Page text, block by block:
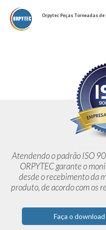
Orpytec Peças Torneadas de
Atendendo o padrão ISO
ORPYTEC garante o
desde orecebimento da
produto, de acordocom os
Faça o